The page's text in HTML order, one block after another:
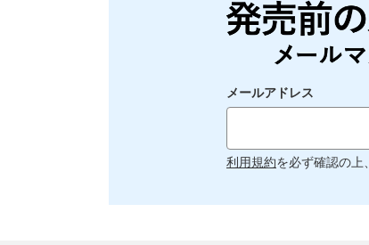
メールアドレス
利用規約を必ず確認の上